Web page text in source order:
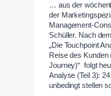
… aus der
der
Management-
Schüller. Nach
„Die Touchpoint
Reise des Kunden
Journey)“ folgt
Analyse (Teil 3):
unbedingt stellen